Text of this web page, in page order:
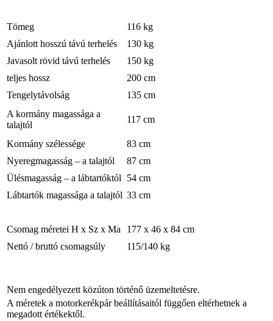
Tömeg
116 kg
Ajánlott hosszú távú terhelés
130 kg
Javasolt rövid távú terhelés
150 kg
teljes hossz
200 cm
Tengelytávolság
135 cm
A kormány magassága a
talajtól
117 cm
Kormány szélessége
83 cm
Nyeregmagasság – a talajtól
87 cm
Ülésmagasság – a lábtartóktól
54 cm
Lábtartók magassága a talajtól 33 cm
Csomag méretei H x Sz x Ma
177 x 46 x 84 cm
Nettó / bruttó csomagsúly
115/140 kg
Nem engedélyezett közúton történő üzemeltetésre.
A méretek a motorkerékpár beállításaitól függően eltérhetnek a
megadott értékektől.